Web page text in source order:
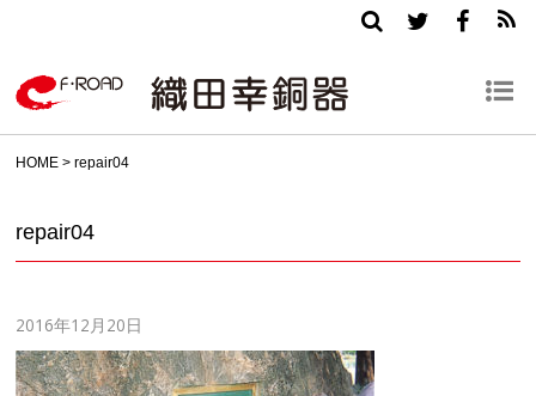
HOME >repair04
repair04
2016年12月20日